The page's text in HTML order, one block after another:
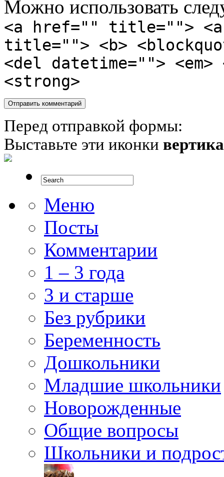
Можно использовать
<a href="" title="">
title=""> <b>
<del datetime="">
<strong>
Перед отправкой формы:
Выставьте эти иконки
Меню
Посты
Комментарии
1 – 3 года
3 и старше
Без рубрики
Беременность
Дошкольники
Младшие школьники
Новорожденные
Общие вопросы
Школьники и